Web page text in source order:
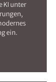
KI unter
ein.